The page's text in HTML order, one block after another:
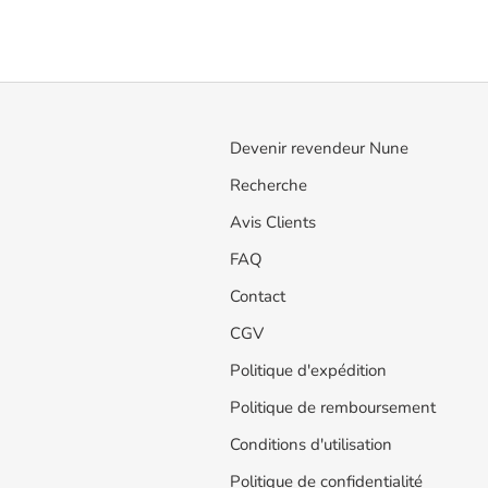
Devenir revendeur Nune
Recherche
Avis Clients
FAQ
Contact
CGV
Politique d'expédition
Politique de remboursement
Conditions d'utilisation
Politique de confidentialité